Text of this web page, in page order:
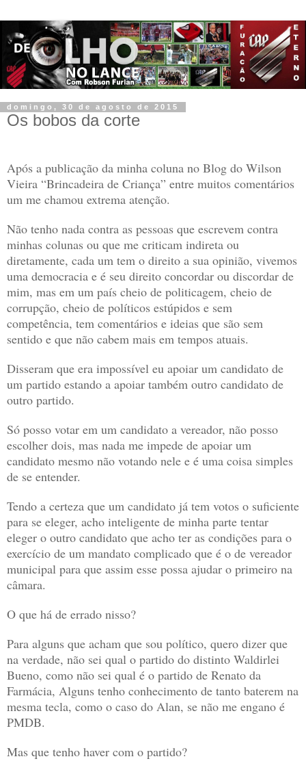
domingo, 30 de agosto de 2015
Os bobos da corte
Após a publicação da minha coluna no Blog do Wilson
Vieira “Brincadeira de Criança” entre muitos comentários
um me chamou extrema atenção.
Não tenho nada contra as pessoas que escrevem contra
minhas colunas ou que me criticam indireta ou
diretamente, cada um tem o direito a sua opinião, vivemos
uma democracia e é seu direito concordar ou discordar de
mim, mas em um país cheio de politicagem, cheio de
corrupção, cheio de políticos estúpidos e sem
competência, tem comentários e ideias que são sem
sentido e que não cabem mais em tempos atuais.
Disseram que era impossível eu apoiar um candidato de
um partido estando a apoiar também outro candidato de
outro partido.
Só posso votar em um candidato a vereador, não posso
escolher dois, mas nada me impede de apoiar um
candidato mesmo não votando nele e é uma coisa simples
de se entender.
Tendo a certeza que um candidato já tem votos o suficiente
para se eleger, acho inteligente de minha parte tentar
eleger o outro candidato que acho ter as condições para o
exercício de um mandato complicado que é o de vereador
municipal para que assim esse possa ajudar o primeiro na
câmara.
O que há de errado nisso?
Para alguns que acham que sou político, quero dizer que
na verdade, não sei qual o partido do distinto Waldirlei
Bueno, como não sei qual é o partido de Renato da
Farmácia, Alguns tenho conhecimento de tanto baterem na
mesma tecla, como o caso do Alan, se não me engano é
PMDB.
Mas que tenho haver com o partido?